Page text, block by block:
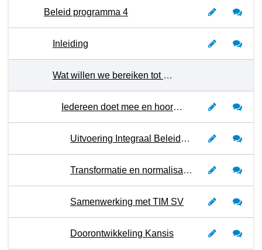
Beleid programma 4
Inleiding
Wat willen we bereiken tot en met 2026?
Iedereen doet mee en hoort erbij
Uitvoering Integraal Beleidskader Sociaal domein
Transformatie en normalisatie
Samenwerking met TIM SV
Doorontwikkeling Kansis